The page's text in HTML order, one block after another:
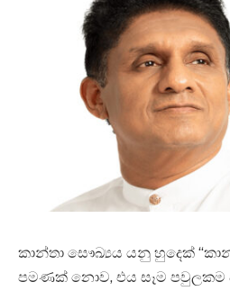
කාන්තා සෞඛ්‍යය යනු හුදෙක්
පමණක් නොව, එය සෑම පවුලකම